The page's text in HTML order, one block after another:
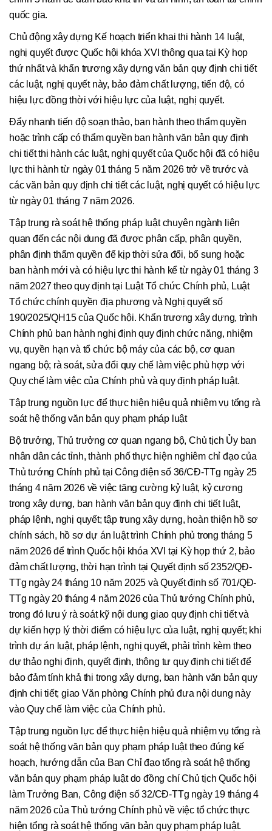
quốc gia.
Chủ động xây dựng Kế hoạch triển khai thi hành 14 luật,
nghị quyết được Quốc hội khóa XVI thông qua tại Kỳ họp
thứ nhất và khẩn trương xây dựng văn bản quy định chi tiết
các luật, nghị quyết này, bảo đảm chất lượng, tiến độ, có
hiệu lực đồng thời với hiệu lực của luật, nghị quyết.
Đẩy nhanh tiến độ soạn thảo, ban hành theo thẩm quyền
hoặc trình cấp có thẩm quyền ban hành văn bản quy định
chi tiết thi hành các luật, nghị quyết của Quốc hội đã có hiệu
lực thi hành từ ngày 01 tháng 5 năm 2026 trở về trước và
các văn bản quy định chi tiết các luật, nghị quyết có hiệu lực
từ ngày 01 tháng 7 năm 2026.
Tập trung rà soát hệ thống pháp luật chuyên ngành liên
quan đến các nội dung đã được phân cấp, phân quyền,
phân định thẩm quyền để kịp thời sửa đổi, bổ sung hoặc
ban hành mới và có hiệu lực thi hành kể từ ngày 01 tháng 3
năm 2027 theo quy định tại Luật Tổ chức Chính phủ, Luật
Tổ chức chính quyền địa phương và Nghị quyết số
190/2025/QH15 của Quốc hội. Khẩn trương xây dựng, trình
Chính phủ ban hành nghị định quy định chức năng, nhiệm
vụ, quyền hạn và tổ chức bộ máy của các bộ, cơ quan
ngang bộ; rà soát, sửa đổi quy chế làm việc phù hợp với
Quy chế làm việc của Chính phủ và quy định pháp luật.
Tập trung nguồn lực để thực hiện hiệu quả nhiệm vụ tổng rà
soát hệ thống văn bản quy phạm pháp luật
Bộ trưởng, Thủ trưởng cơ quan ngang bộ, Chủ tịch Ủy ban
nhân dân các tỉnh, thành phố thực hiện nghiêm chỉ đạo của
Thủ tướng Chính phủ tại Công điện số 36/CĐ-TTg ngày 25
tháng 4 năm 2026 về việc tăng cường kỷ luật, kỷ cương
trong xây dựng, ban hành văn bản quy định chi tiết luật,
pháp lệnh, nghị quyết; tập trung xây dựng, hoàn thiện hồ sơ
chính sách, hồ sơ dự án luật trình Chính phủ trong tháng 5
năm 2026 để trình Quốc hội khóa XVI tại Kỳ họp thứ 2, bảo
đảm chất lượng, thời hạn trình tại Quyết định số 2352/QĐ-
TTg ngày 24 tháng 10 năm 2025 và Quyết định số 701/QĐ-
TTg ngày 20 tháng 4 năm 2026 của Thủ tướng Chính phủ,
trong đó lưu ý rà soát kỹ nội dung giao quy định chi tiết và
dự kiến hợp lý thời điểm có hiệu lực của luật, nghị quyết; khi
trình dự án luật, pháp lệnh, nghị quyết, phải trình kèm theo
dự thảo nghị định, quyết định, thông tư quy định chi tiết để
bảo đảm tính khả thi trong xây dựng, ban hành văn bản quy
định chi tiết; giao Văn phòng Chính phủ đưa nội dung này
vào Quy chế làm việc của Chính phủ.
Tập trung nguồn lực để thực hiện hiệu quả nhiệm vụ tổng rà
soát hệ thống văn bản quy phạm pháp luật theo đúng kế
hoạch, hướng dẫn của Ban Chỉ đạo tổng rà soát hệ thống
văn bản quy phạm pháp luật do đồng chí Chủ tịch Quốc hội
làm Trưởng Ban, Công điện số 32/CĐ-TTg ngày 19 tháng 4
năm 2026 của Thủ tướng Chính phủ về việc tổ chức thực
hiện tổng rà soát hệ thống văn bản quy phạm pháp luật.